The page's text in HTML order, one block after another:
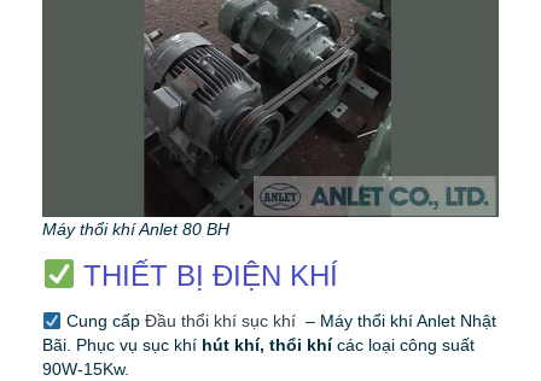
Máy thổi khí Anlet 80 BH
THIẾT BỊ ĐIỆN KHÍ
Cung cấp Đầu thổi khí sục khí– Máy thổi khí Anlet Nhật
Bãi. Phục vụ sục khí hút khí, thổi khícác loại công suất
90W-15Kw.